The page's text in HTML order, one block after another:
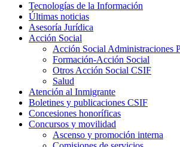
Tecnologías de la Información
Últimas noticias
Asesoría Jurídica
Acción Social
Acción Social Administraciones
Formación-Acción Social
Otros Acción Social CSIF
Salud
Atención al Inmigrante
Boletines y publicaciones CSIF
Concesiones honoríficas
Concursos y movilidad
Ascenso y promoción interna